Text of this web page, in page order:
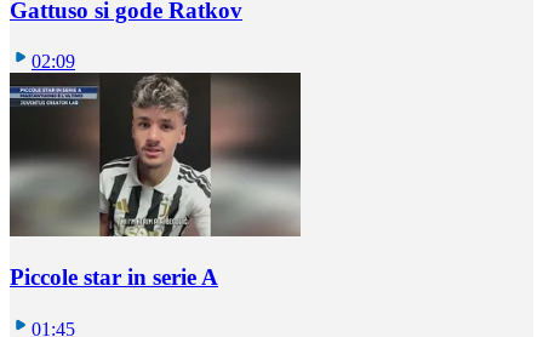
Gattuso si gode Ratkov
02:09
Piccole star in serie A
01:45